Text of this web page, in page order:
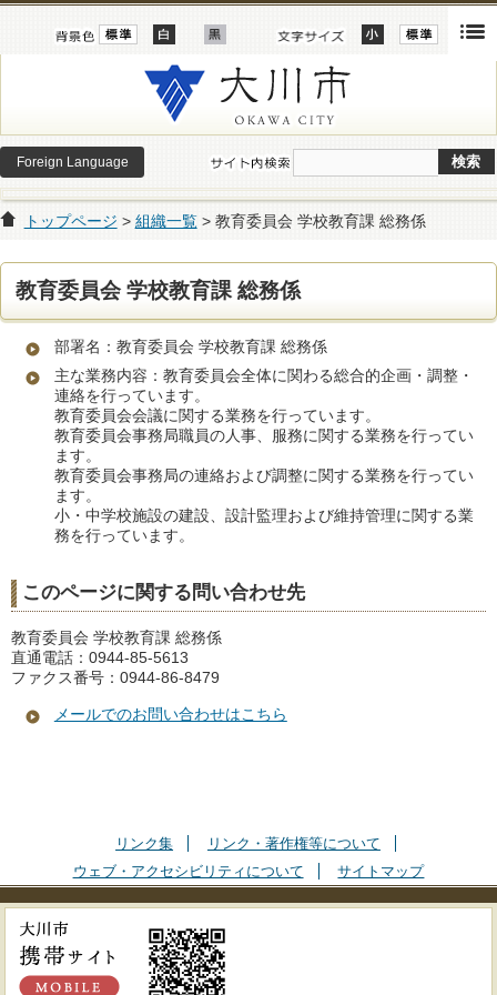
Foreign Language
トップページ > 組織一覧> 教育委員会 学校教育課 総務係
教育委員会 学校教育課 総務係
部署名：教育委員会 学校教育課 総務係
主な業務内容：教育委員会全体に関わる総合的企画・調整・
連絡を行っています。
教育委員会会議に関する業務を行っています。
教育委員会事務局職員の人事、服務に関する業務を行ってい
ます。
教育委員会事務局の連絡および調整に関する業務を行ってい
ます。
小・中学校施設の建設、設計監理および維持管理に関する業
務を行っています。
このページに関する問い合わせ先
教育委員会 学校教育課 総務係
直通電話：0944-85-5613
ファクス番号：0944-86-8479
メールでのお問い合わせはこちら
リンク集
リンク・著作権等について
ウェブ・アクセシビリティについて
サイトマップ